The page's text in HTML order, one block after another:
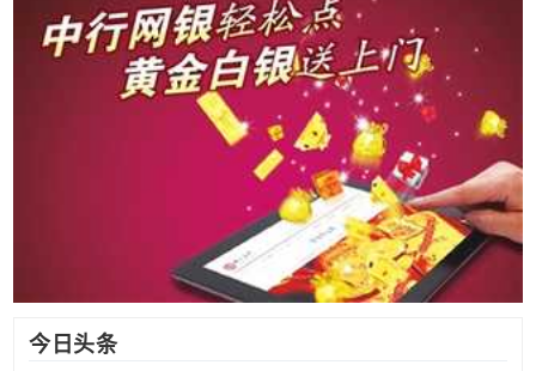
今日头条